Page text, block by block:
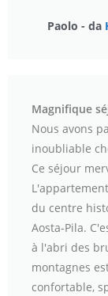
Paolo - da
Magnifique
Nous avons
inoubliable
Ce séjour
du centre
Aosta-Pila.
à l'abri des
montagnes
confortable,